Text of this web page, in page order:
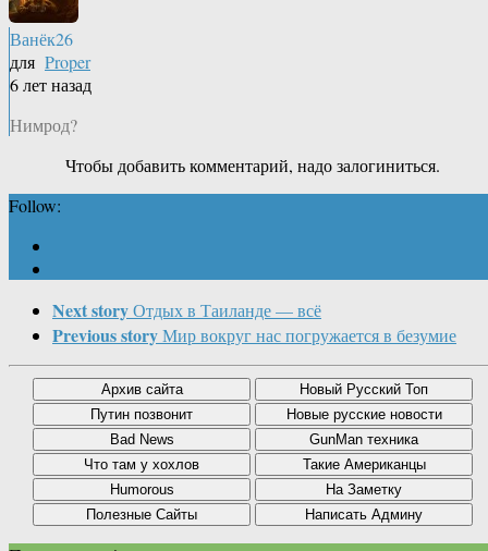
Ванёк26
для Proper
6 лет назад
Нимрод?
Чтобы добавить комментарий, надо залогиниться.
Follow:
Next storyОтдых в Таиланде — всё
Previous storyМир вокруг нас погружается в безумие